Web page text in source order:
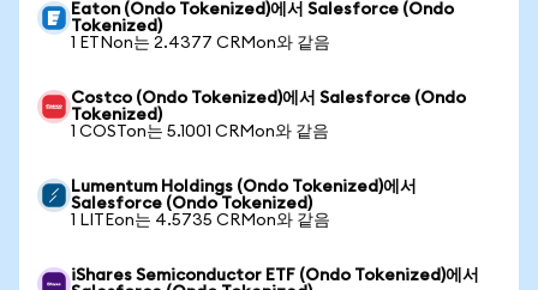
Eaton (Ondo Tokenized)에서 Salesforce (Ondo
Tokenized)
1 ETNon는 2.4377 CRMon와 같음
Costco (Ondo Tokenized)에서 Salesforce (Ondo
Tokenized)
1 COSTon는 5.1001 CRMon와 같음
Lumentum Holdings (Ondo Tokenized)에서
Salesforce (Ondo Tokenized)
1 LITEon는 4.5735 CRMon와 같음
iShares Semiconductor ETF (Ondo Tokenized)에서